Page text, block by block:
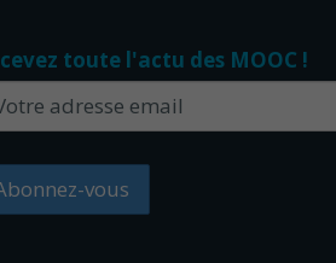
toute l'actu des MOOC !